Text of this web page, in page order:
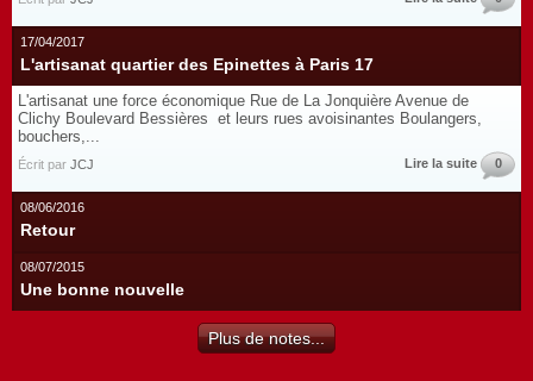
17/04/2017
L'artisanat quartier des Epinettes à Paris 17
L'artisanat une force économique Rue de La Jonquière Avenue de
Clichy Boulevard Bessières et leurs rues avoisinantes Boulangers,
bouchers,...
Écrit par JCJ Lire la suite 0
08/06/2016
Retour
08/07/2015
Une bonne nouvelle
Plus de notes...